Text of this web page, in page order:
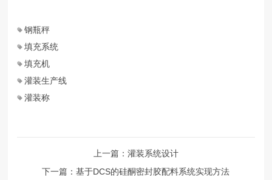
钢瓶秤
填充系统
填充机
灌装生产线
灌装称
上一篇：灌装系统设计
下一篇：基于DCS的硅酮密封胶配料系统实现方法